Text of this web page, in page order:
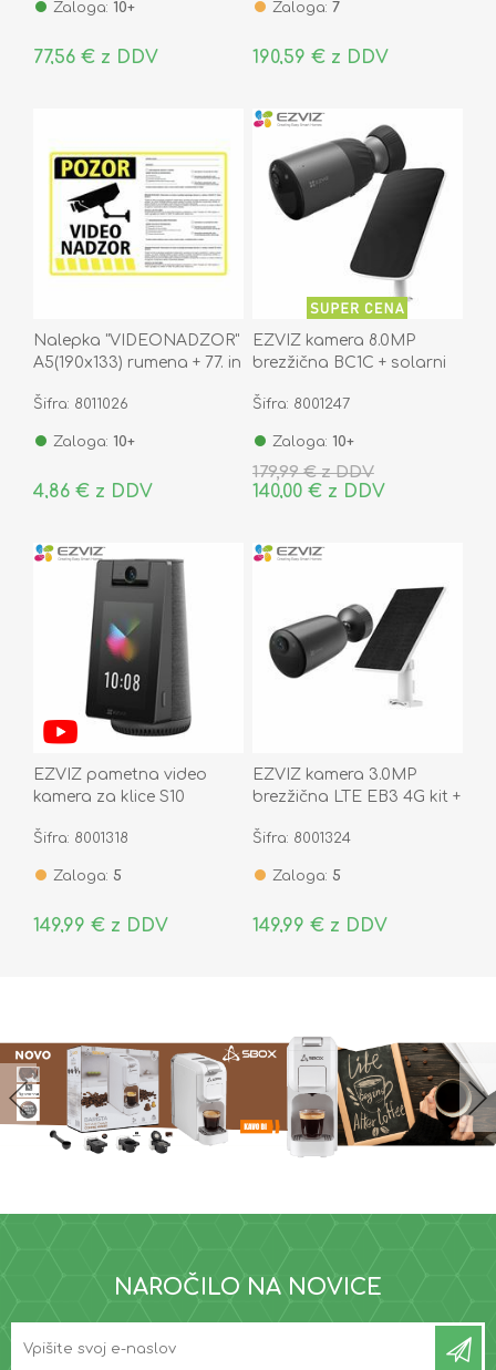
Zaloga: 10+
77,56 € z DDV
Zaloga: 7
190,59 € z DDV
Nalepka "VIDEONADZOR"
A5(190x133) rumena + 77. in
Šifra: 8011026
Zaloga: 10+
4,86 € z DDV
EZVIZ kamera 8.0MP
brezžična BC1C + solarni
Šifra: 8001247
Zaloga: 10+
179,99 € z DDV
140,00 € z DDV
EZVIZ pametna video
kamera za klice S10
Šifra: 8001318
Zaloga: 5
149,99 € z DDV
EZVIZ kamera 3.0MP
brezžična LTE EB3 4G kit +
Šifra: 8001324
Zaloga: 5
149,99 € z DDV
NAROČILO NA NOVICE